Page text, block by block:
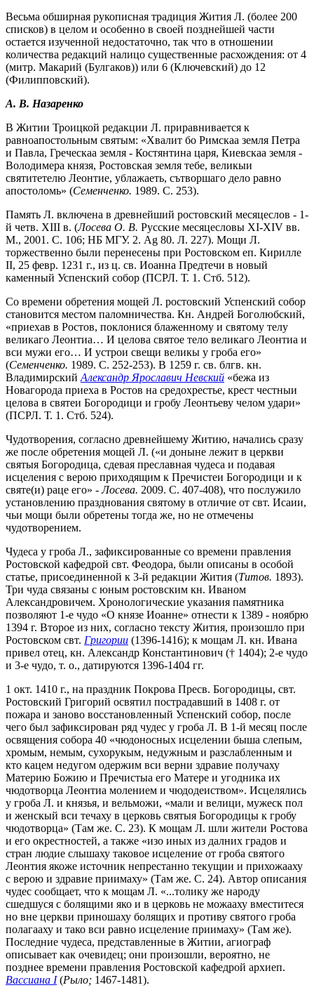
Весьма обширная рукописная традиция Жития Л. (более 200
списков) в целом и особенно в своей позднейшей части
остается изученной недостаточно, так что в отношении
количества редакций налицо существенные расхождения: от 4
(митр. Макарий (Булгаков)) или 6 (Ключевский) до 12
(Филипповский).
А. В. Назаренко
В Житии Троицкой редакции Л. приравнивается к
равноапостольным святым: «Хвалит бо Римскаа земля Петра
и Павла, Греческаа земля - Костянтина царя, Киевскаа земля -
Володимера князя, Ростовская земля тебе, великыи
святитетелю Леонтие, ублажаеть, сътворшаго дело равно
апостоломь» (Семенченко. 1989. С. 253).
Память Л. включена в древнейший ростовский месяцеслов - 1-
й четв. XIII в. (Лосева О. В. Русские месяцесловы XI-XIV вв.
М., 2001. С. 106; НБ МГУ. 2. Ag 80. Л. 227). Мощи Л.
торжественно были перенесены при Ростовском еп. Кирилле
II, 25 февр. 1231 г., из ц. св. Иоанна Предтечи в новый
каменный Успенский собор (ПСРЛ. Т. 1. Стб. 512).
Со времени обретения мощей Л. ростовский Успенский собор
становится местом паломничества. Кн. Андрей Боголюбский,
«приехав в Ростов, поклонися блаженному и святому телу
великаго Леонтиа… И целова святое тело великаго Леонтиа и
вси мужи его… И устрои свещи великы у гроба его»
(Семенченко. 1989. С. 252-253). В 1259 г. св. блгв. кн.
Владимирский Александр Ярославич Невский «бежа из
Новагорода приеха в Ростов на средохрестье, крест честныи
целова в святеи Богородици и гробу Леонтьеву челом удари»
(ПСРЛ. Т. 1. Стб. 524).
Чудотворения, согласно древнейшему Житию, начались сразу
же после обретения мощей Л. («и доныне лежит в церкви
святыя Богородица, сдевая преславная чудеса и подавая
исцеления с верою приходящим к Пречистеи Богородици и к
святе(и) раце его» -Лосева. 2009. С. 407-408), что послужило
установлению празднования святому в отличие от свт. Исаии,
чьи мощи были обретены тогда же, но не отмечены
чудотворением.
Чудеса у гроба Л., зафиксированные со времени правления
Ростовской кафедрой свт. Феодора, были описаны в особой
статье, присоединенной к 3-й редакции Жития (Титов. 1893).
Три чуда связаны с юным ростовским кн. Иваном
Александровичем. Хронологические указания памятника
позволяют 1-е чудо «О князе Иоанне» отнести к 1389 - ноябрю
1394 г. Второе из них, согласно тексту Жития, произошло при
Ростовском свт. Григории (1396-1416); к мощам Л. кн. Ивана
привел отец, кн. Александр Константинович († 1404); 2-е чудо
и 3-е чудо, т. о., датируются 1396-1404 гг.
1 окт. 1410 г., на праздник Покрова Пресв. Богородицы, свт.
Ростовский Григорий освятил пострадавший в 1408 г. от
пожара и заново восстановленный Успенский собор, после
чего был зафиксирован ряд чудес у гроба Л. В 1-й месяц после
освящения собора 40 «чюдоносных исцелении быша слепым,
хромым, немым, сухорукым, недужным и разслабленным и
кто кацем недугом одержим вси верни здравие получаху
Материю Божию и Пречистыа его Матере и угодника их
чюдотворца Леонтиа молением и чюдодеиством». Исцелялись
у гроба Л. и князья, и вельможи, «мали и велици, мужеск пол
и женскый вси течаху в церковь святыя Богородицы к гробу
чюдотворца» (Там же. С. 23). К мощам Л. шли жители Ростова
и его окрестностей, а также «изо иных из далних градов и
стран людие слышаху таковое исцеление от гроба святого
Леонтия якоже источник непрестанно текущии и прихожааху
с верою и здравие приимаху» (Там же. С. 24). Автор описания
чудес сообщает, что к мощам Л. «...толику же народу
сшедшуся с болящими яко и в церковь не можааху вместитеся
но вне церкви приношаху болящих и противу святого гроба
полагааху и тако вси равно исцеление приимаху» (Там же).
Последние чудеса, представленные в Житии, агиограф
описывает как очевидец; они произошли, вероятно, не
позднее времени правления Ростовской кафедрой архиеп.
Вассиана I(Рыло; 1467-1481).